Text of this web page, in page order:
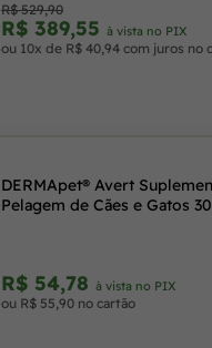
R$ 529,90
R$ 389,55 à vista no PIX
ou 10x de R$ 40,94 com juros no
DERMApet® Avert
Pelagem de Cães e Gatos
R$ 54,78 à vista no PIX
ou R$ 55,90 no cartão